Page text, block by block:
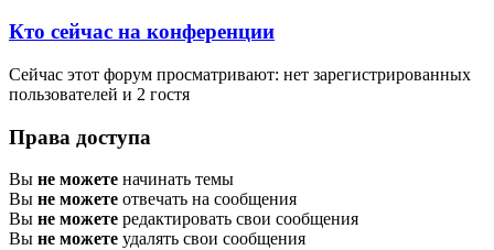
Кто сейчас на конференции
Сейчас этот форум просматривают: нет зарегистрированных
пользователей и 2 гостя
Права доступа
Вы не можете начинать темы
Вы не можете отвечать на сообщения
Вы не можете редактировать свои сообщения
Вы не можете удалять свои сообщения